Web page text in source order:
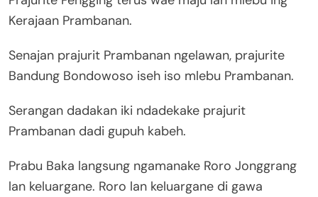
Kerajaan Prambanan.
Senajan prajurit Prambanan ngelawan, prajurite
Bandung Bondowoso iseh iso mlebu Prambanan.
Serangan dadakan iki ndadekake prajurit
Prambanan dadi gupuh kabeh.
Prabu Baka langsung ngamanake Roro Jonggrang
lan keluargane. Roro lan keluargane di gawa